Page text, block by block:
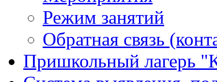
Режим занятий
Обратная связь
Пришкольный лагерь